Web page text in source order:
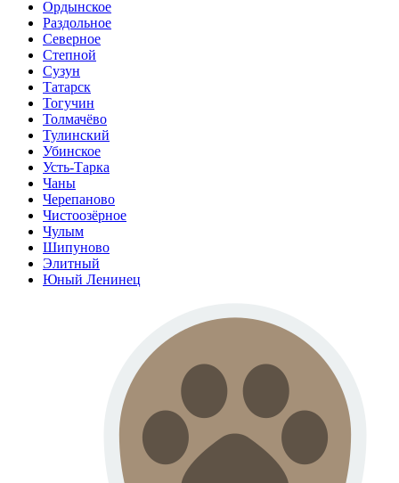
Ордынское
Раздольное
Северное
Степной
Сузун
Татарск
Тогучин
Толмачёво
Тулинский
Убинское
Усть-Тарка
Чаны
Черепаново
Чистоозёрное
Чулым
Шипуново
Элитный
Юный Ленинец